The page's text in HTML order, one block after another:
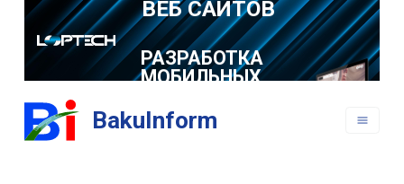
РАЗРАБОТКА
МОБИЛЬНЫХ
ПРИЛОЖЕНИЙ
BakuInform